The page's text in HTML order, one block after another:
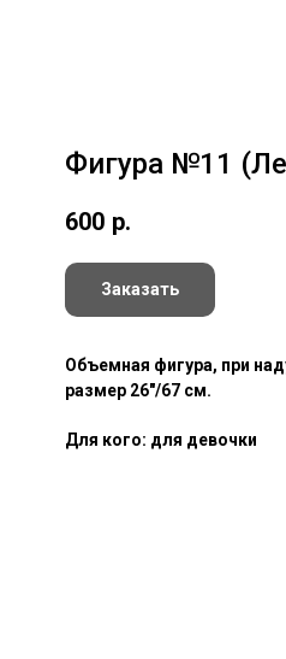
Фигура №11
600 р.
Заказать
Объемная фигура, при
размер 26"/67 см.
Для кого: для девочки